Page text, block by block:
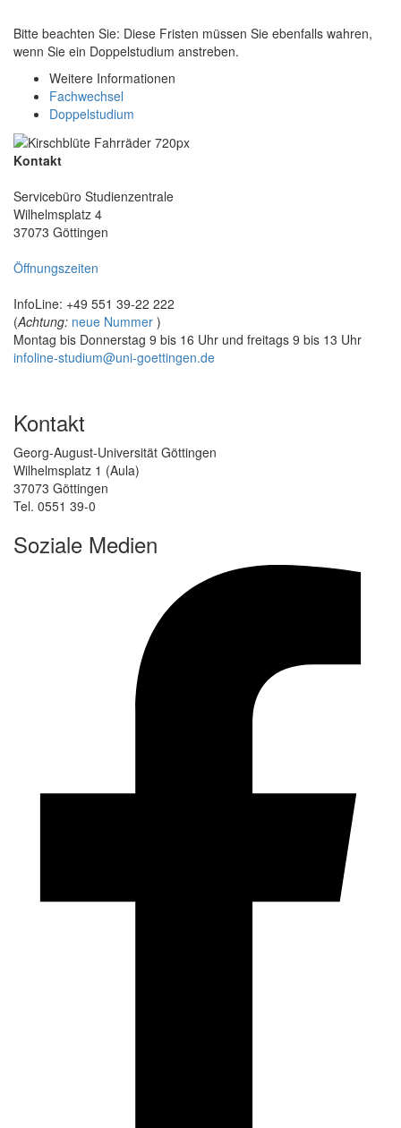
Bitte beachten Sie: Diese Fristen müssen Sie ebenfalls wahren,
wenn Sie ein Doppelstudium anstreben.
Weitere Informationen
Fachwechsel
Doppelstudium
Kontakt
Servicebüro Studienzentrale
Wilhelmsplatz 4
37073 Göttingen
Öffnungszeiten
InfoLine: +49 551 39-22 222
(Achtung: neue Nummer )
Montag bis Donnerstag 9 bis 16 Uhr und freitags 9 bis 13 Uhr
infoline-studium@uni-goettingen.de
Kontakt
Georg-August-Universität Göttingen
Wilhelmsplatz 1 (Aula)
37073 Göttingen
Tel. 0551 39-0
Soziale Medien